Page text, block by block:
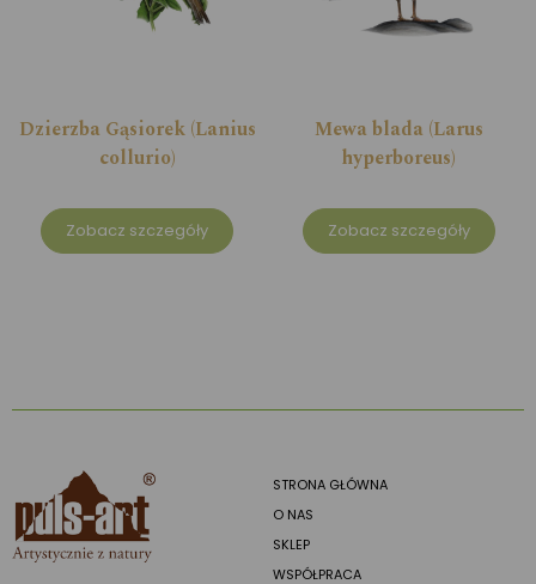
Dzierzba Gąsiorek (Lanius
collurio)
Zobacz szczegóły
Mewa blada (Larus
hyperboreus)
Zobacz szczegóły
STRONA GŁÓWNA
O NAS
SKLEP
WSPÓŁPRACA